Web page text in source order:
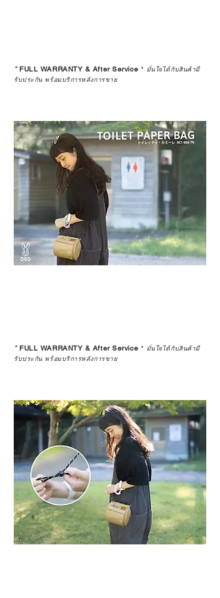
*FULL WARRANTY & After Service * มั่นใจได้กับสินค้ามี
รับประกัน พร้อมบริการหลังการขาย
*FULL WARRANTY & After Service * มั่นใจได้กับสินค้ามี
รับประกัน พร้อมบริการหลังการขาย